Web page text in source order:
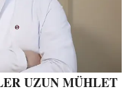
UZUN MÜHLET